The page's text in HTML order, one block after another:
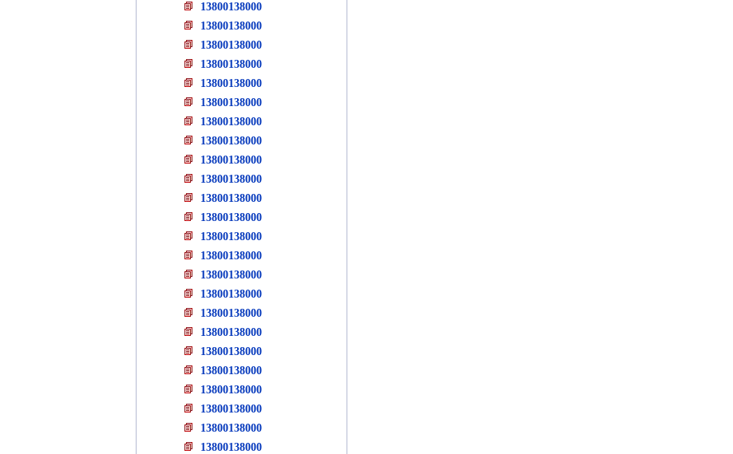
13800138000
13800138000
13800138000
13800138000
13800138000
13800138000
13800138000
13800138000
13800138000
13800138000
13800138000
13800138000
13800138000
13800138000
13800138000
13800138000
13800138000
13800138000
13800138000
13800138000
13800138000
13800138000
13800138000
13800138000